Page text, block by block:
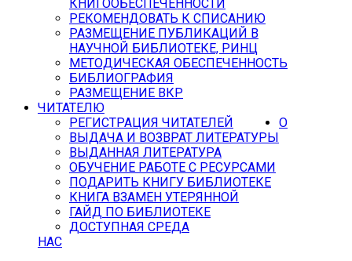
КНИГООБЕСПЕЧЕННОСТИ
РЕКОМЕНДОВАТЬ К СПИСАНИЮ
РАЗМЕЩЕНИЕ ПУБЛИКАЦИЙ В
НАУЧНОЙ БИБЛИОТЕКЕ, РИНЦ
МЕТОДИЧЕСКАЯ ОБЕСПЕЧЕННОСТЬ
БИБЛИОГРАФИЯ
РАЗМЕЩЕНИЕ ВКР
ЧИТАТЕЛЮ
РЕГИСТРАЦИЯ ЧИТАТЕЛЕЙ
ВЫДАЧА И ВОЗВРАТ ЛИТЕРАТУРЫ
ВЫДАННАЯ ЛИТЕРАТУРА
ОБУЧЕНИЕ РАБОТЕ С РЕСУРСАМИ
ПОДАРИТЬ КНИГУ БИБЛИОТЕКЕ
КНИГА ВЗАМЕН УТЕРЯННОЙ
ГАЙД ПО БИБЛИОТЕКЕ
ДОСТУПНАЯ СРЕДА
О
НАС